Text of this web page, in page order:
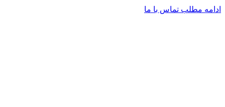
ادامه مطلب تماس با ما